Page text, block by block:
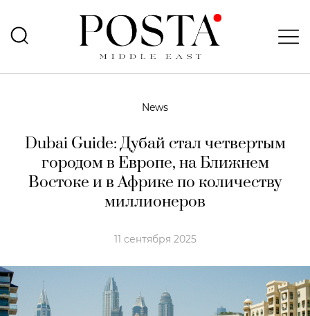
News
Dubai Guide: Дубай стал четвертым
городом в Европе, на Ближнем
Востоке и в Африке по количеству
миллионеров
11 сентября 2025